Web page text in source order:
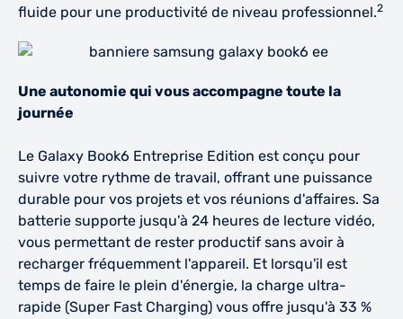
fluide pour une productivité de niveau professionnel.2
Une autonomie qui vous accompagne toute la
journée
Le Galaxy Book6 Entreprise Edition est conçu pour
suivre votre rythme de travail, offrant une puissance
durable pour vos projets et vos réunions d'affaires. Sa
batterie supporte jusqu'à 24 heures de lecture vidéo,
vous permettant de rester productif sans avoir à
recharger fréquemment l'appareil. Et lorsqu'il est
temps de faire le plein d'énergie, la charge ultra-
rapide (Super Fast Charging) vous offre jusqu'à 33 %